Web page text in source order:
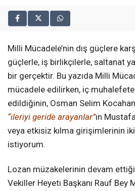
Milli Mücadele’nin dış güçlere
güçlerle, iş birlikçilerle, saltanat
bir gerçektir. Bu yazıda Milli
mücadele edilirken, iç muhalefete
edildiğinin, Osman Selim
“ileriyi geride arayanlar”ın
veya etkisiz kılma girişimlerinin
istiyorum.
Lozan müzakelerinin devam
Vekiller Heyeti Başkanı Rauf Bey